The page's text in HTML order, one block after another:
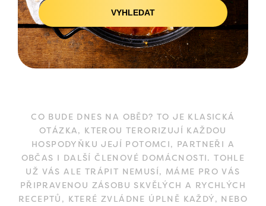
VYHLEDAT
CO BUDE DNES NA OBĚD? TO JE KLASICKÁ
OTÁZKA, KTEROU TERORIZUJÍ KAŽDOU
HOSPODYŇKU JEJÍ POTOMCI, PARTNEŘI A
OBČAS I DALŠÍ ČLENOVÉ DOMÁCNOSTI. TOHLE
UŽ VÁS ALE TRÁPIT NEMUSÍ, MÁME PRO VÁS
PŘIPRAVENOU ZÁSOBU SKVĚLÝCH A RYCHLÝCH
RECEPTŮ, KTERÉ ZVLÁDNE ÚPLNĚ KAŽDÝ, NEBO